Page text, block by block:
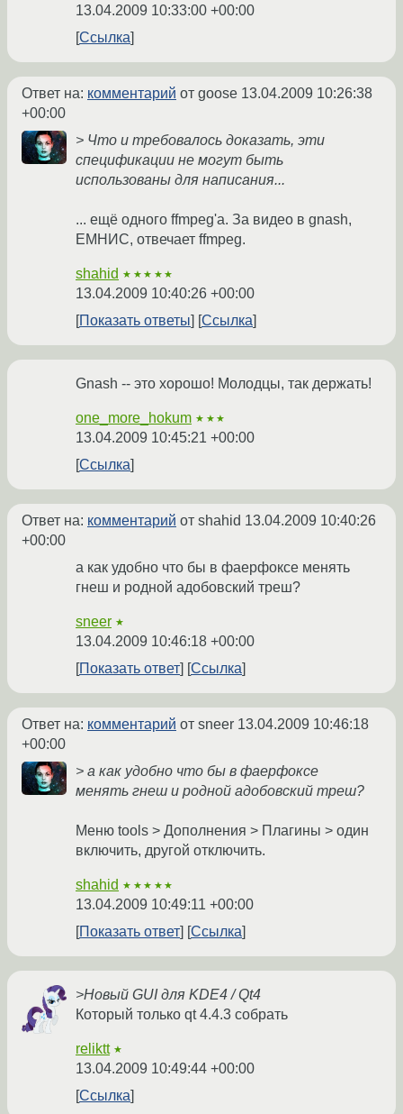
13.04.2009 10:33:00 +00:00
Ссылка
Ответ на: комментарий от goose 13.04.2009 10:26:38
+00:00
> Что и требовалось доказать, эти
спецификации не могут быть
использованы для написания...
... ещё одного ffmpeg'a. За видео в gnash,
ЕМНИС, отвечает ffmpeg.
shahid ★★★★★
13.04.2009 10:40:26 +00:00
Показать ответы
Ссылка
Gnash -- это хорошо! Молодцы, так держать!
one_more_hokum ★★★
13.04.2009 10:45:21 +00:00
Ссылка
Ответ на: комментарий от shahid 13.04.2009 10:40:26
+00:00
а как удобно что бы в фаерфоксе менять
гнеш и родной адобовский треш?
sneer ★
13.04.2009 10:46:18 +00:00
Показать ответ
Ссылка
Ответ на: комментарий от sneer 13.04.2009 10:46:18
+00:00
> а как удобно что бы в фаерфоксе
менять гнеш и родной адобовский треш?
Меню tools > Дополнения > Плагины > один
включить, другой отключить.
shahid ★★★★★
13.04.2009 10:49:11 +00:00
Показать ответ
Ссылка
>Новый GUI для KDE4 / Qt4
Который только qt 4.4.3 собрать
reliktt ★
13.04.2009 10:49:44 +00:00
Ссылка